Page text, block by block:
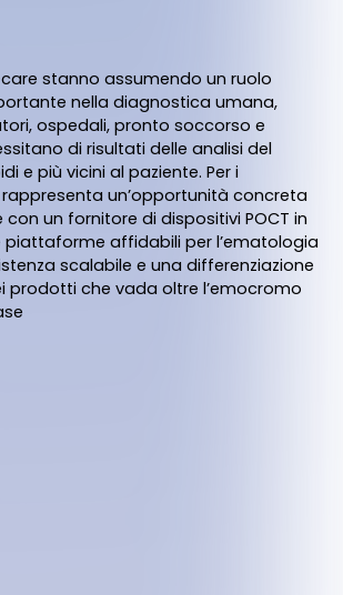
stanno assumendo un ruolo
nella diagnostica umana,
ospedali, pronto soccorso e
di risultati delle analisi del
e più vicini al paziente. Per i
un’opportunità concreta
un fornitore di dispositivi POCT in
affidabili per l’ematologia
scalabile e una differenziazione
prodotti che vada oltre l’emocromo